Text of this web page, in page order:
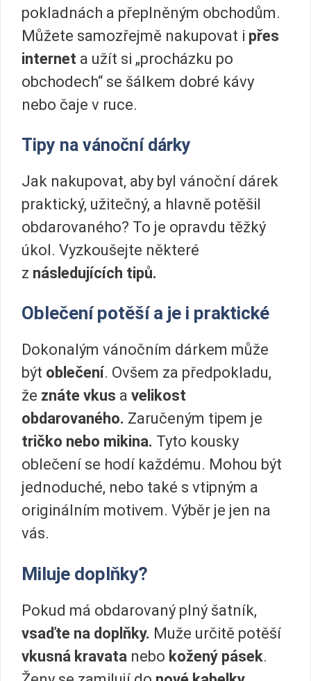
pokladnách a přeplněným obchodům.
Můžete samozřejmě nakupovat i přes
internet a užít si „procházku po
obchodech“ se šálkem dobré kávy
nebo čaje v ruce.
Tipy na vánoční dárky
Jak nakupovat, aby byl vánoční dárek
praktický, užitečný, a hlavně potěšil
obdarovaného? To je opravdu těžký
úkol. Vyzkoušejte některé
z následujících tipů.
Oblečení potěší a je i praktické
Dokonalým vánočním dárkem může
být oblečení. Ovšem za předpokladu,
že znáte vkus a velikost
obdarovaného. Zaručeným tipem je
tričko nebo mikina. Tyto kousky
oblečení se hodí každému. Mohou být
jednoduché, nebo také s vtipným a
originálním motivem. Výběr je jen na
vás.
Miluje doplňky?
Pokud má obdarovaný plný šatník,
vsaďte na doplňky. Muže určitě potěší
vkusná kravata nebo kožený pásek.